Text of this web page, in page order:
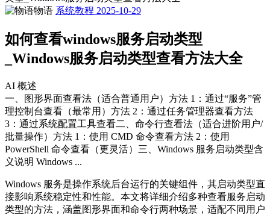
物语 系统教程 2025-10-29
如何查看windows服务启动类型
_Windows服务启动类型查看方法大全
AI 概述
一、图形界面查看法（适合普通用户）方法 1：通过“服务”管
理控制台查看（最常用）方法 2：通过任务管理器查看方法
3：通过系统配置工具查看二、命令行查看法（适合进阶用户/
批量操作）方法 1：使用 CMD 命令查看方法 2：使用
PowerShell 命令查看（更灵活）三、Windows 服务启动类型含
义说明 Windows ...
Windows 服务是操作系统后台运行的关键组件，其启动类型直
接影响系统稳定性和性能。本文将详细介绍多种查看服务启动
类型的方法，涵盖图形界面和命令行两种场景，适配不同用户